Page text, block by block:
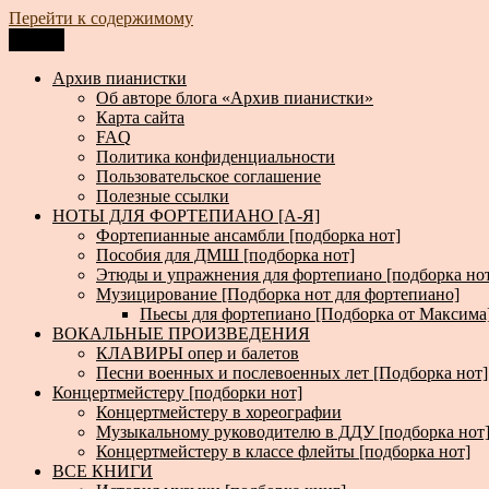
Перейти к содержимому
Архив пианистки
Всё для пианистов: ноты, книги, музыка, статьи…
Архив пианистки
Об авторе блога «Архив пианистки»
Карта сайта
FAQ
Политика конфиденциальности
Пользовательское соглашение
Полезные ссылки
НОТЫ ДЛЯ ФОРТЕПИАНО [А-Я]
Фортепианные ансамбли [подборка нот]
Пособия для ДМШ [подборка нот]
Этюды и упражнения для фортепиано [подборка
Музицирование [Подборка нот для фортепиано]
Пьесы для фортепиано [Подборка от
ВОКАЛЬНЫЕ ПРОИЗВЕДЕНИЯ
КЛАВИРЫ опер и балетов
Песни военных и послевоенных лет [Подборка нот]
Концертмейстеру [подборки нот]
Концертмейстеру в хореографии
Музыкальному руководителю в ДДУ [подборка нот]
Концертмейстеру в классе флейты [подборка нот]
ВСЕ КНИГИ